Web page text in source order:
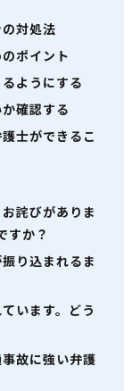
対処法
ポイント
ようにする
確認する
士ができるこ
詫びがありま
すか？
り込まれるま
います。どう
故に強い弁護